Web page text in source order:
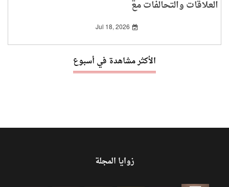
العلاقات والتحالفات مع
Jul 18, 2026
الأكثر مشاهدة في أسبوع
زوايا المجلة